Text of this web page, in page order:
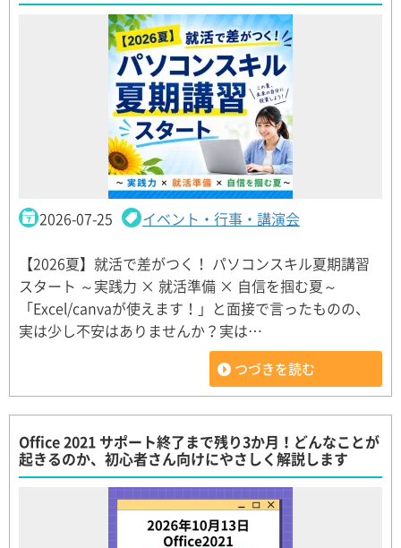
2026-07-25 イベント・行事・講演会
【2026夏】就活で差がつく！ パソコンスキル夏期講習
スタート ～実践力 × 就活準備 × 自信を掴む夏～
「Excel/canvaが使えます！」と面接で言ったものの、
実は少し不安はありませんか？実は…
つづきを読む
Office 2021 サポート終了まで残り3か月！どんなことが
起きるのか、初心者さん向けにやさしく解説します